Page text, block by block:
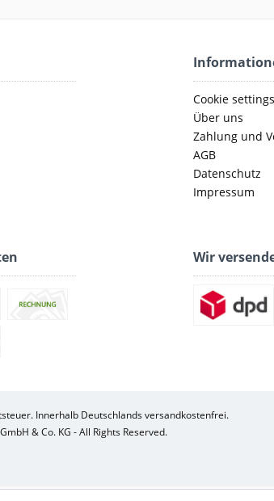
Cookie settings
Über uns
Zahlung und
AGB
Datenschutz
Impressum
Wir
Innerhalb Deutschlands versandkostenfrei.
& Co. KG - All Rights Reserved.